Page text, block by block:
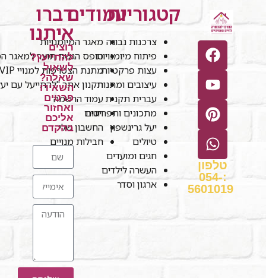
טלפון
:054-
5601019
קטגוריות
צרכנות נבונה
פיתוח מיומנויות
עצות פרקטיות
עיצובים ומתנות
עברית תקנית
מתכונים ותפריטים
יעל גרינשפון
טיולים
חגים ומועדים
העשרה לילדים
ארגון וסדר
עמודים
מאגר המיומנויות
טופס הגשת תוצר למאגר
מתנת הצטרפות למנויי VIP
תקנון אתר "להתייעל עם
עמוד הרשמה
חנות
החשבון שלי
חבילות מנויים
דברו
איתנו
רוצים
להתייעץ?
לשאול
שאלה?
השאירו
פרטים
ואחזור
אליכם
בהקדם